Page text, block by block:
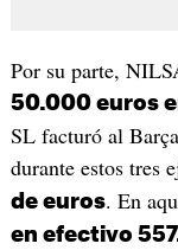
Por su parte,
50.000 euros
SL facturó al
durante estos tres
de euros. En
en efectivo